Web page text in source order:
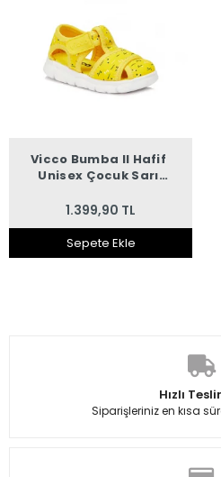
Vicco Bumba II Hafif
Unisex Çocuk Sarı
1.399,90 TL
Sepete Ekle
Hızlı
Siparişleriniz en kısa